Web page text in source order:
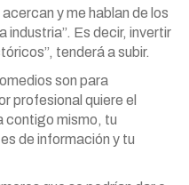
y me hablan de los
industria”. Es decir, invertir
tenderá a subir.
son para
profesional quiere el
contigo mismo, tu
de información y tu